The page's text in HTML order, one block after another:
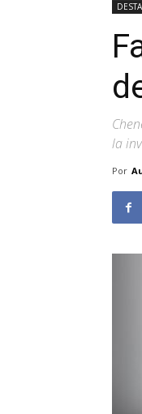
la
Por